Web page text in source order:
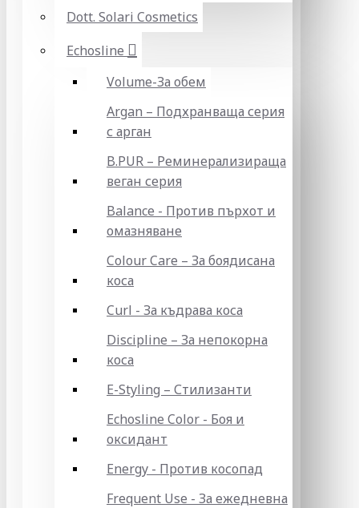
Dott. Solari Cosmetics
Echosline
Volume-За обем
Argan – Подхранваща серия
с арган
B.PUR – Реминерализираща
веган серия
Balance - Против пърхот и
омазняване
Colour Care – За боядисана
коса
Curl - За къдрава коса
Discipline – За непокорна
коса
E-Styling – Стилизанти
Echosline Color - Боя и
оксидант
Energy - Против косопад
Frequent Use - За ежедневна